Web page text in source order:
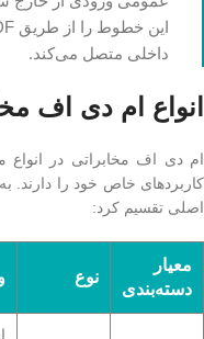
داخلی متصل می‌کند.
انواع ام دی اف
ام دی اف مخابراتی در انواع
کاربردهای خاص خود را دارند.
اصلی تقسیم کرد:
معیار
دسته‌بندی
نوع